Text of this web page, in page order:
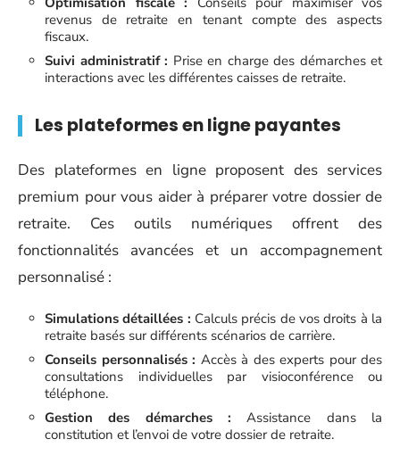
revenus de retraite en tenant compte des aspects
fiscaux.
Suivi administratif : Prise en charge des démarches et
interactions avec les différentes caisses de retraite.
Les plateformes en ligne payantes
Des plateformes en ligne proposent des services
premium pour vous aider à préparer votre dossier de
retraite. Ces outils numériques offrent des
fonctionnalités avancées et un accompagnement
personnalisé :
Simulations détaillées : Calculs précis de vos droits à la
retraite basés sur différents scénarios de carrière.
Conseils personnalisés : Accès à des experts pour des
consultations individuelles par visioconférence ou
téléphone.
Gestion des démarches : Assistance dans la
constitution et l’envoi de votre dossier de retraite.